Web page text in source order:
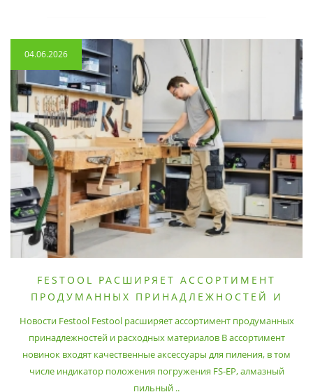
04.06.2026
FESTOOL РАСШИРЯЕТ АССОРТИМЕНТ
ПРОДУМАННЫХ ПРИНАДЛЕЖНОСТЕЙ И
Новости Festool Festool расширяет ассортимент продуманных
принадлежностей и расходных материалов В ассортимент
новинок входят качественные аксессуары для пиления, в том
числе индикатор положения погружения FS-EP, алмазный
пильный ..